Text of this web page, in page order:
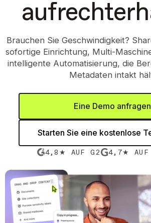
Brauchen Sie Geschwindigkeit?
sofortige Einrichtung, Multi-
intelligente Automatisierung, die
Metadaten intakt
Eine Demo anfragen
Starten Sie eine kostenlose
4,8★ AUF G2 4,7★ AUF